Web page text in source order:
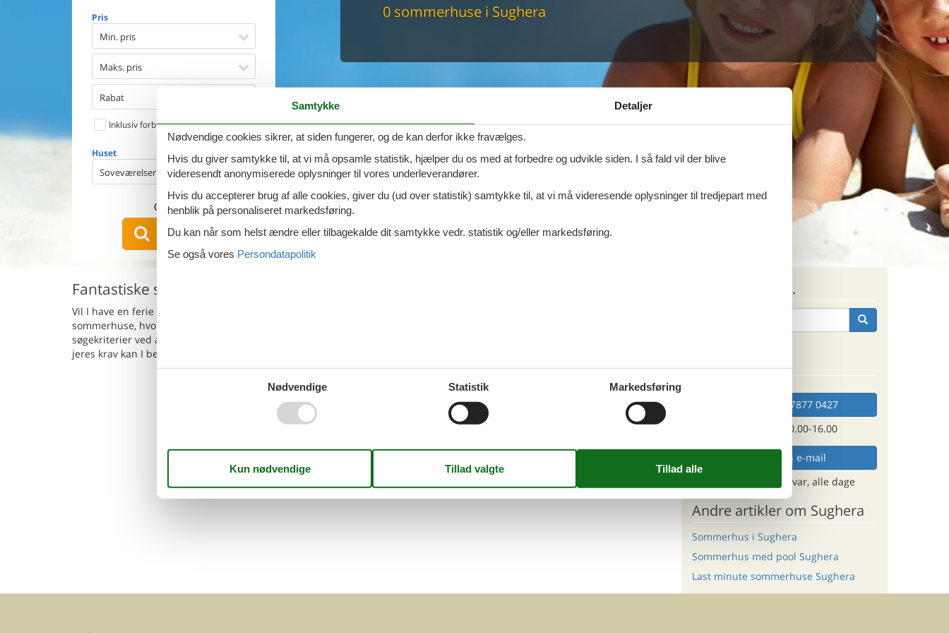
Pris
Min. pris
Maks. pris
Rabat
Inklusiv forbrug
Huset
Soveværelser
0 emner
VIS HUSE
Indhegnet område
Aircondition
Ladestander til elbil
Energivenligt
0 sommerhuse i Sughera
Fantastiske sommerhuse i Sughera med hund tilladt kan reserveres her
Vil I have en ferie med jeres hund i et dejligt sommerhus i
sommerhuse, hvor hund er tilladt. I kan let finde og bestille et sommerhus, hvor I kan medbringe hund, ud fra jeres
søgekriterier ved at søge her på siden. Hvis I finder et spændende hus, kan I læse en beskrivelse af det. Hvis det opfylder
jeres krav kan I bestille det.
Søg efter husnr.
Kan vi hjælpe?
Ring (+45) 7877 0427
Man. - fre. 10.00-16.00
Send en e-mail
og få et hurtigt svar, alle dage
Andre artikler om Sughera
Sommerhus i Sughera
Sommerhus med pool Sughera
Last minute sommerhuse Sughera
Samtykke Detaljer
Nødvendige cookies sikrer, at siden fungerer, og de kan derfor ikke fravælges.
Hvis du giver samtykke til, at vi må opsamle statistik, hjælper du os med at forbedre og udvikle siden. I så fald vil der blive
videresendt anonymiserede oplysninger til vores underleverandører.
Hvis du accepterer brug af alle cookies, giver du (ud over statistik) samtykke til, at vi må videresende oplysninger til tredjepart med
henblik på personaliseret markedsføring.
Du kan når som helst ændre eller tilbagekalde dit samtykke vedr. statistik og/eller markedsføring.
Se også vores Persondatapolitik
Nødvendige Statistik Markedsføring